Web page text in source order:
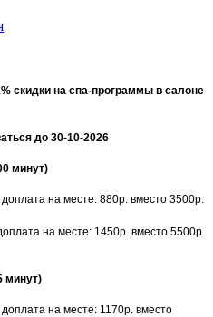
скидки на спа-программы в салоне
до 30-10-2026
минут)
на месте: 880р. вместо 3500р.
на месте: 1450р. вместо 5500р.
минут)
на месте: 1170р. вместо